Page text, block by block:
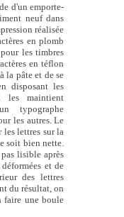
d'un emporte-
neuf dans
réalisée
en plomb
les timbres
en téflon
la pâte et de se
disposant les
les maintient
typographe
les autres. Le
les lettres sur la
soit bien nette.
lisible après
et de
des lettres
du résultat, on
faire une boule